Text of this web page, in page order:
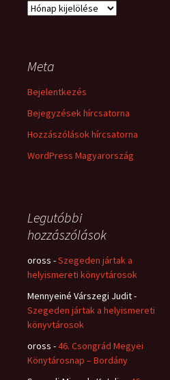
Archívum
Meta
Bejelentkezés
Bejegyzések hírcsatorna
Hozzászólások hírcsatorna
WordPress Magyarország
Legutóbbi
hozzászólások
oross -Szegeden jártak a
helyismereti könyvtárosok
Mennyeiné Várszegi Judit-
Szegeden jártak a helyismereti
könyvtárosok
oross -46. Csongrád Megyei
Könytárosnap – Bordány